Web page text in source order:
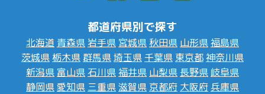
都道府県別で探す
北海道 青森県 岩手県 宮城県 秋田県 山形県福島県
茨城県 栃木県群馬県埼玉県 千葉県 東京都神奈川県
新潟県 富山県 石川県福井県 山梨県 長野県 岐阜県
静岡県愛知県 三重県滋賀県 京都府 大阪府 兵庫県